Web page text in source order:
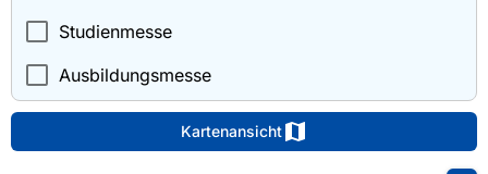
Studienmesse
Ausbildungsmesse
Kartenansichtmap